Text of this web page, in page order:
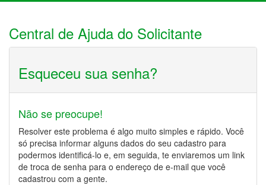
Central de Ajuda do Solicitante
Esqueceu sua senha?
Não se preocupe!
Resolver este problema é algo muito simples e rápido. Você
só precisa informar alguns dados do seu cadastro para
podermos identificá-lo e, em seguida, te enviaremos um link
de troca de senha para o endereço de e-mail que você
cadastrou com a gente.